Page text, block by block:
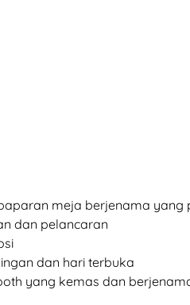
meja berjenama yang
dan pelancaran
dan hari terbuka
yang kemas dan